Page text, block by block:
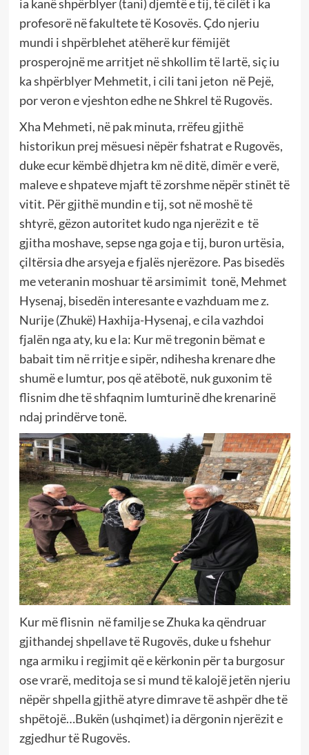
ia kanë shpërblyer (tani) djemtë e tij, të cilët i ka
profesorë në fakultete të Kosovës. Çdo njeriu
mundi i shpërblehet atëherë kur fëmijët
prosperojnë me arritjet në shkollim të lartë, siç iu
ka shpërblyer Mehmetit, i cili tani jeton në Pejë,
por veron e vjeshton edhe ne Shkrel të Rugovës.
Xha Mehmeti, në pak minuta, rrëfeu gjithë
historikun prej mësuesi nëpër fshatrat e Rugovës,
duke ecur këmbë dhjetra km në ditë, dimër e verë,
maleve e shpateve mjaft të zorshme nëpër stinët të
vitit. Për gjithë mundin e tij, sot në moshë të
shtyrë, gëzon autoritet kudo nga njerëzit e të
gjitha moshave, sepse nga goja e tij, buron urtësia,
çiltërsia dhe arsyeja e fjalës njerëzore. Pas bisedës
me veteranin moshuar të arsimimit tonë, Mehmet
Hysenaj, bisedën interesante e vazhduam me z.
Nurije (Zhukë) Haxhija-Hysenaj, e cila vazhdoi
fjalën nga aty, ku e la: Kur më tregonin bëmat e
babait tim në rritje e sipër, ndihesha krenare dhe
shumë e lumtur, pos që atëbotë, nuk guxonim të
flisnim dhe të shfaqnim lumturinë dhe krenarinë
ndaj prindërve tonë.
Kur më flisnin në familje se Zhuka ka qëndruar
gjithandej shpellave të Rugovës, duke u fshehur
nga armiku i regjimit që e kërkonin për ta burgosur
ose vrarë, meditoja se si mund të kalojë jetën njeriu
nëpër shpella gjithë atyre dimrave të ashpër dhe të
shpëtojë…Bukën (ushqimet) ia dërgonin njerëzit e
zgjedhur të Rugovës.